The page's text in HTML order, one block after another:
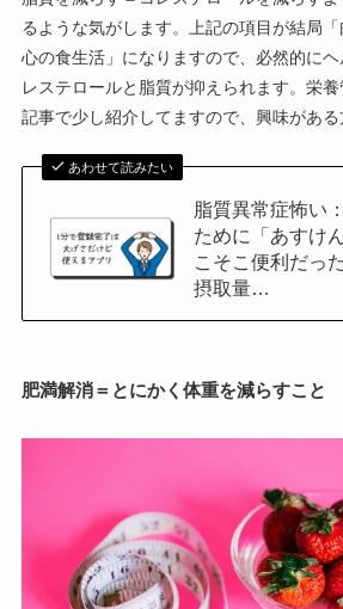
るような気がします。上記の項目が結局
心の食生活」になりますので、必然的に
レステロールと脂質が抑えられます。栄
記事で少し紹介してますので、興味がある
あわせて読みたい
脂質異常症怖い
ために「あすけ
こそこ便利だっ
摂取量…
肥満解消＝とにかく体重を減らすこと